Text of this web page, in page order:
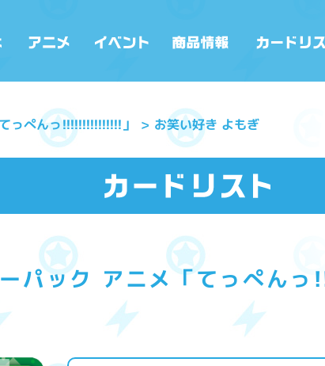
っぺんっ!!!!!!!!!!!!!!!」 お笑い好き よもぎ
パック アニメ「てっぺん